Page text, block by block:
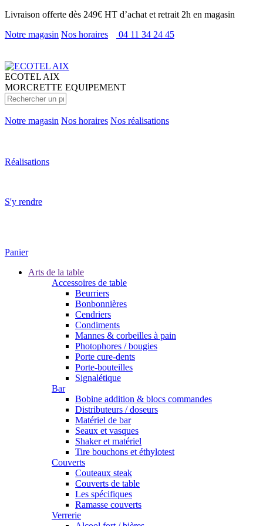
Livraison offerte dès 249€ HT d’achat et retrait 2h en magasin
Notre magasin Nos horaires 04 11 34 24 45
ECOTEL AIX
MORCRETTE EQUIPEMENT
Notre magasin Nos horaires Nos réalisations
Réalisations
S'y rendre
Panier
Arts de la table
Accessoires de table
Beurriers
Bonbonnières
Cendriers
Condiments
Mannes & corbeilles à pain
Photophores / bougies
Porte cure-dents
Porte-bouteilles
Signalétique
Bar
Bobine addition & blocs commandes
Distributeurs / doseurs
Matériel de bar
Seaux et vasques
Shaker et matériel
Tire bouchons et éthylotest
Couverts
Couteaux steak
Couverts de table
Les spécifiques
Ramasse couverts
Verrerie